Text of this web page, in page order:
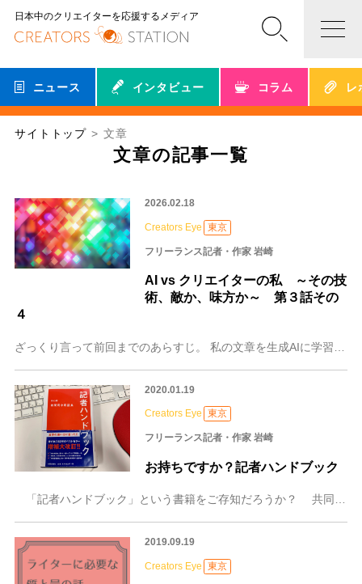
日本中のクリエイターを応援するメディア
ニュース インタビュー コラム レ
サイトトップ 文章
文章の記事一覧
2026.02.18
Creators Eye 東京
フリーランス記者・作家 岩崎
AI vs クリエイターの私 ～その技
術、敵か、味方か～ 第３話その
４
2020.01.19
Creators Eye 東京
フリーランス記者・作家 岩崎
お持ちですか？記者ハンドブック
「記者ハンドブック」という書籍をご存知だろうか？ 共同通信社が発行している新聞用字用語集（＝辞典）で、ほぼ全ての新聞社・新聞記者がこれを参考に原稿を書いてい
2019.09.19
Creators Eye 東京